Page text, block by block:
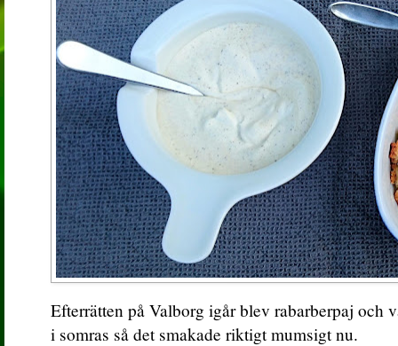
Efterrätten på Valborg igår blev rabarberpaj och
i somras så det smakade riktigt mumsigt nu.